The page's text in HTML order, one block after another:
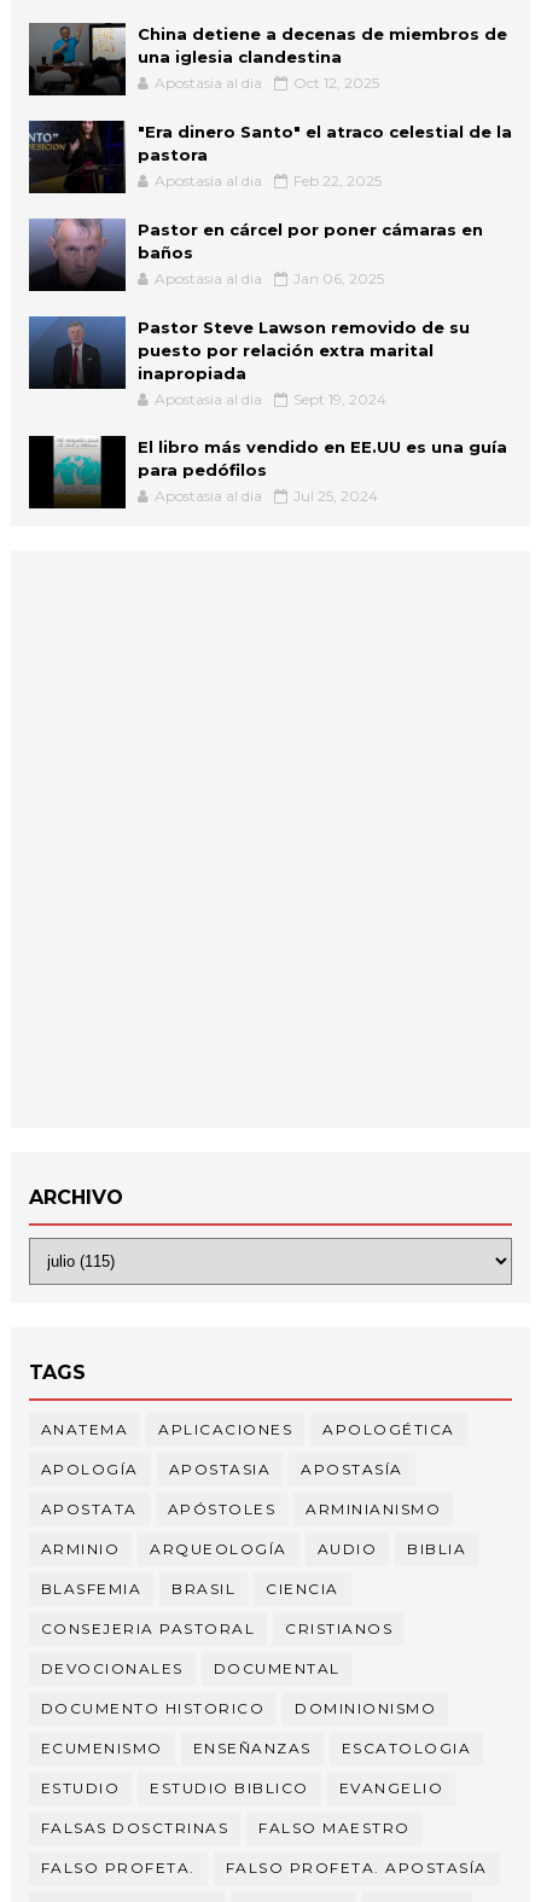
China detiene a decenas de miembros de
una iglesia clandestina
Apostasia al dia Oct 12, 2025
"Era dinero Santo" el atraco celestial de la
pastora
Apostasia al dia Feb 22, 2025
Pastor en cárcel por poner cámaras en
baños
Apostasia al dia Jan 06, 2025
Pastor Steve Lawson removido de su
puesto por relación extra marital
inapropiada
Apostasia al dia Sept 19, 2024
El libro más vendido en EE.UU es una guía
para pedófilos
Apostasia al dia Jul 25, 2024
ARCHIVO
TAGS
ANATEMA APLICACIONES APOLOGÉTICA
APOLOGÍA APOSTASIA APOSTASÍA
APOSTATA APÓSTOLES ARMINIANISMO
ARMINIO ARQUEOLOGÍA AUDIO BIBLIA
BLASFEMIA BRASIL CIENCIA
CONSEJERIA PASTORAL CRISTIANOS
DEVOCIONALES DOCUMENTAL
DOCUMENTO HISTORICO DOMINIONISMO
ECUMENISMO ENSEÑANZAS ESCATOLOGIA
ESTUDIO ESTUDIO BIBLICO EVANGELIO
FALSAS DOSCTRINAS FALSO MAESTRO
FALSO PROFETA. FALSO PROFETA. APOSTASÍA